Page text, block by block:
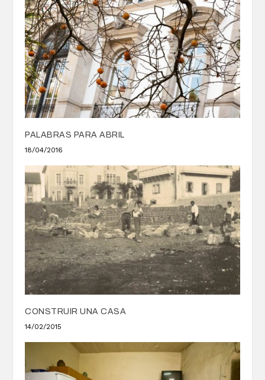
PALABRAS PARA ABRIL
18/04/2016
CONSTRUIR UNA CASA
14/02/2015